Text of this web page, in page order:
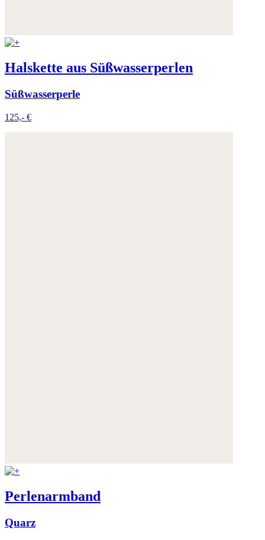
Halskette aus Süßwasserperlen
Süßwasserperle
125,- €
Perlenarmband
Quarz